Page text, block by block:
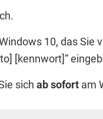
10, das Sie
[kennwort]“
sich ab sofort am